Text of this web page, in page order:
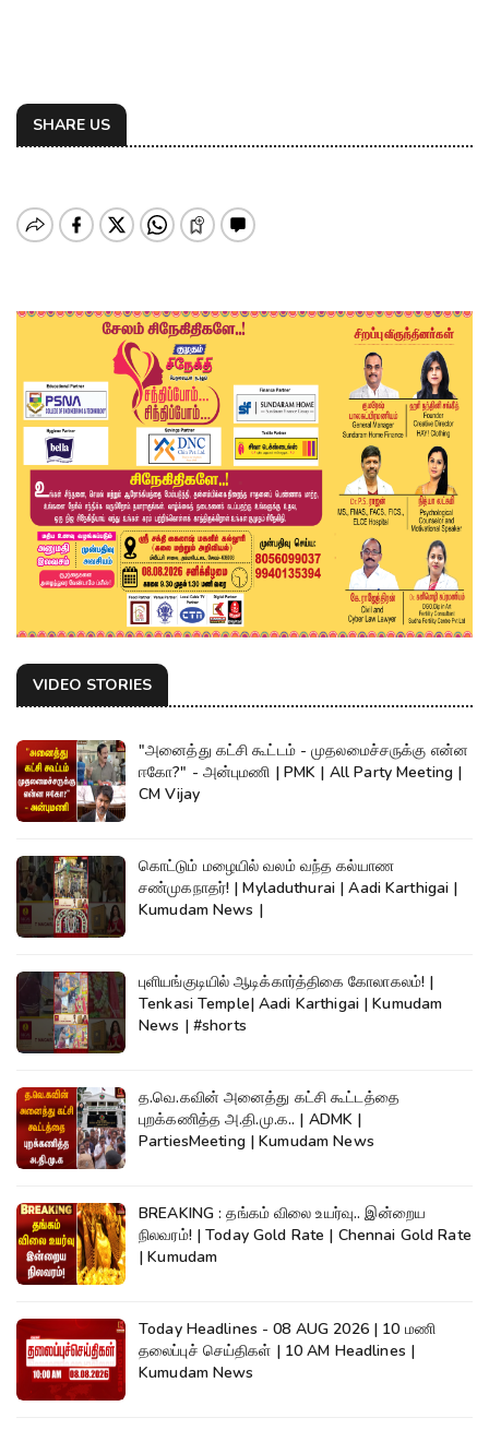
SHARE US
VIDEO STORIES
"அனைத்து கட்சி கூட்டம் - முதலமைச்சருக்கு என்ன
ஈகோ?" - அன்புமணி | PMK | All Party Meeting |
CM Vijay
கொட்டும் மழையில் வலம் வந்த கல்யாண
சண்முகநாதர்! | Myladuthurai | Aadi Karthigai |
Kumudam News |
புளியங்குடியில் ஆடிக்கார்த்திகை கோலாகலம்! |
Tenkasi Temple| Aadi Karthigai | Kumudam
News | #shorts
த.வெ.கவின் அனைத்து கட்சி கூட்டத்தை
புறக்கணித்த அ.தி.மு.க.. | ADMK |
PartiesMeeting | Kumudam News
BREAKING : தங்கம் விலை உயர்வு.. இன்றைய
நிலவரம்! | Today Gold Rate | Chennai Gold Rate
| Kumudam
Today Headlines - 08 AUG 2026 | 10 மணி
தலைப்புச் செய்திகள் | 10 AM Headlines |
Kumudam News